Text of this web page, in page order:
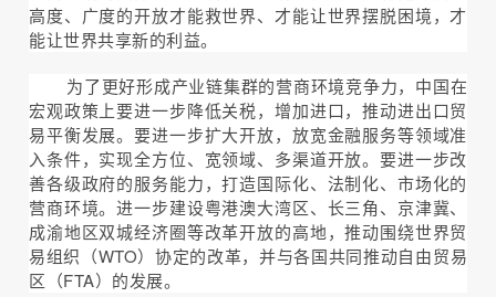
高度、广度的开放才能救世界、才能让世界摆脱困境，才
能让世界共享新的利益。
为了更好形成产业链集群的营商环境竞争力，中国在
宏观政策上要进一步降低关税，增加进口，推动进出口贸
易平衡发展。要进一步扩大开放，放宽金融服务等领域准
入条件，实现全方位、宽领域、多渠道开放。要进一步改
善各级政府的服务能力，打造国际化、法制化、市场化的
营商环境。进一步建设粤港澳大湾区、长三角、京津冀、
成渝地区双城经济圈等改革开放的高地，推动围绕世界贸
易组织（WTO）协定的改革，并与各国共同推动自由贸易
区（FTA）的发展。